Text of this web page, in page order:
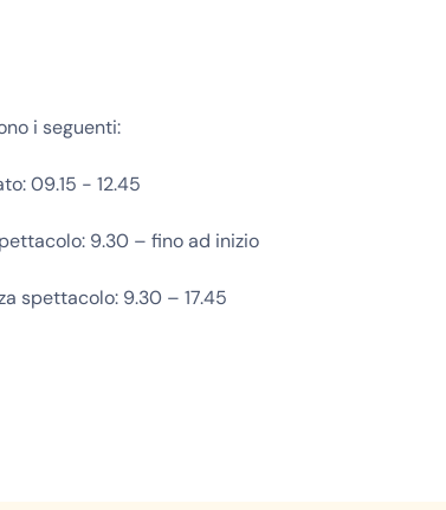
i seguenti:
09.15 - 12.45
9.30 – fino ad inizio
spettacolo: 9.30 – 17.45